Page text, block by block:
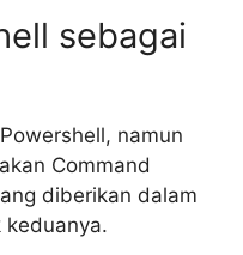
sebagai
namun
Command
diberikan dalam
keduanya.